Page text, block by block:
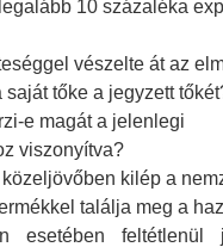
10 százaléka
vészelte át az
saját tőke a jegyzett
e magát a jelenlegi
viszonyítva?
kilép a
találja meg a
esetében feltétlenül